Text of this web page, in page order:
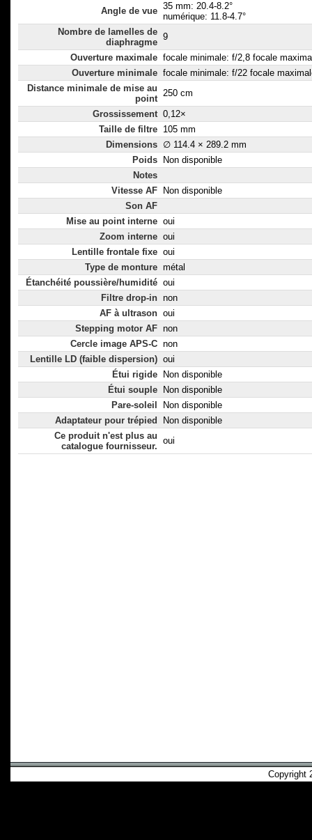
Angle de vue 35 mm: 20.4-8.2°
numérique: 11.8-4.7°
Nombre de lamelles de
diaphragme
9
Ouverture maximale focale minimale: f/2,8 focale
Ouverture minimale focale minimale: f/22 focale
Distance minimale de mise au
point
250 cm
Grossissement 0,12×
Taille de filtre 105 mm
Dimensions ∅ 114.4 × 289.2 mm
Poids
Non disponible
Notes
Vitesse AF
Non disponible
Son AF
Mise au point interne oui
Zoom interne oui
Lentille frontale fixe oui
Type de monture métal
Étanchéité poussière/humidité oui
Filtre drop-in non
AF à ultrason oui
Stepping motor AF non
Cercle image APS-C non
Lentille LD (faible dispersion) oui
Étui rigide
Non disponible
Étui souple
Non disponible
Pare-soleil
Non disponible
Adaptateur pour trépied
Non disponible
Ce produit n'est plus au
catalogue fournisseur.
oui
Copyright